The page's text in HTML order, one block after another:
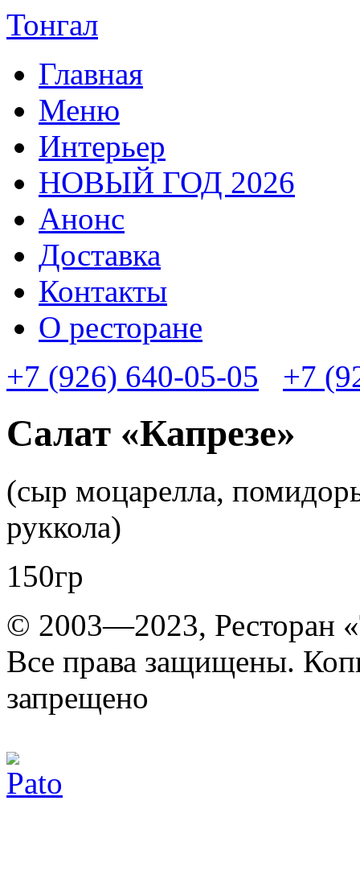
Тонгал
Главная
Меню
Интерьер
НОВЫЙ ГОД 2026
Анонс
Доставка
Контакты
О ресторане
+7 (926) 640-05-05
+7
Салат «Капрезе»
(сыр моцарелла,
руккола)
150гр
© 2003—2023, Ресторан
Все права защищены.
запрещено